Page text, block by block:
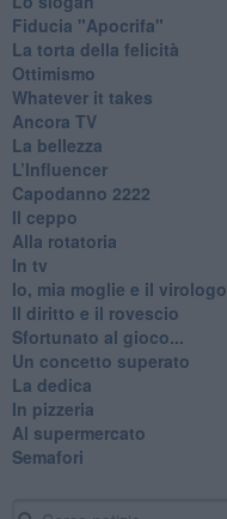
Fiducia "Apocrifa"
La torta della felicità
Ottimismo
Whatever it takes
Ancora TV
La bellezza
L’Influencer
​Capodanno 2222
Il ceppo
Alla rotatoria
In tv
Io, mia moglie e il virologo
Il diritto e il rovescio
Sfortunato al gioco...
Un concetto superato
La dedica
In pizzeria
Al supermercato
Semafori